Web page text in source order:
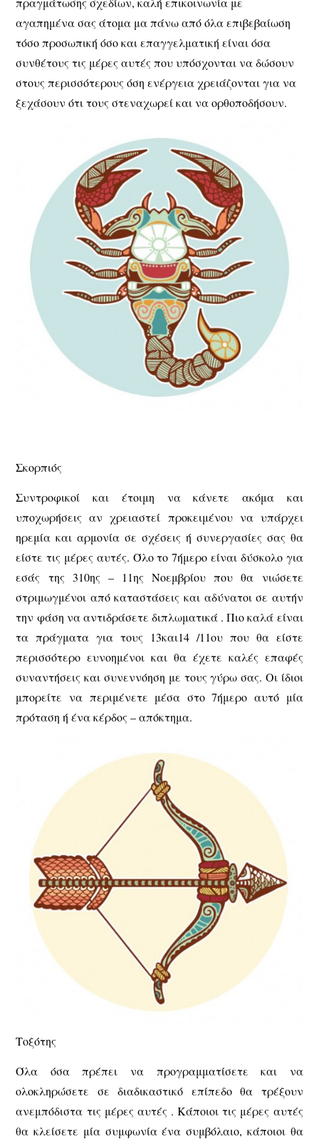
αγαπημένα σας άτομα μα πάνω από όλα επιβεβαίωση
τόσο προσωπική όσο και επαγγελματική είναι όσα
συνθέτους τις μέρες αυτές που υπόσχονται να δώσουν
στους περισσότερους όση ενέργεια χρειάζονται για να
ξεχάσουν ότι τους στεναχωρεί και να ορθοποδήσουν.
Σκορπιός
Συντροφικοί και έτοιμη να κάνετε ακόμα και
υποχωρήσεις αν χρειαστεί προκειμένου να υπάρχει
ηρεμία και αρμονία σε σχέσεις ή συνεργασίες σας θα
είστε τις μέρες αυτές. Όλο το 7ήμερο είναι δύσκολο για
εσάς της 310ης – 11ης Νοεμβρίου που θα νιώσετε
στριμωγμένοι από καταστάσεις και αδύνατοι σε αυτήν
την φάση να αντιδράσετε διπλωματικά . Πιο καλά είναι
τα πράγματα για τους 13και14 /11ου που θα είστε
περισσότερο ευνοημένοι και θα έχετε καλές επαφές
συναντήσεις και συνεννόηση με τους γύρω σας. Οι ίδιοι
μπορείτε να περιμένετε μέσα στο 7ήμερο αυτό μία
πρόταση ή ένα κέρδος – απόκτημα.
Τοξότης
Όλα όσα πρέπει να προγραμματίσετε και να
ολοκληρώσετε σε διαδικαστικό επίπεδο θα τρέξουν
ανεμπόδιστα τις μέρες αυτές . Κάποιοι τις μέρες αυτές
θα κλείσετε μία συμφωνία ένα συμβόλαιο, κάποιοι θα